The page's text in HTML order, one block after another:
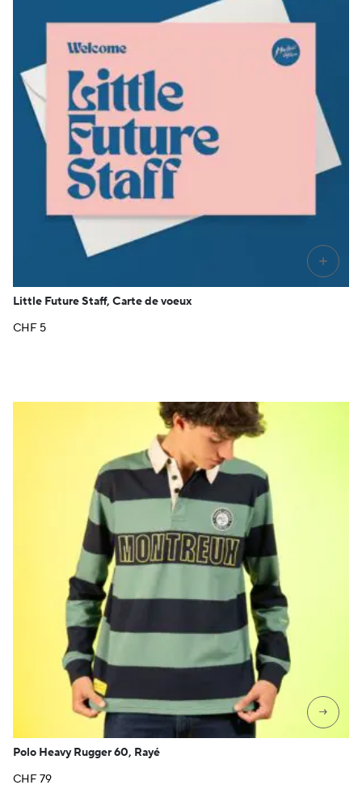
+
Little Future Staff, Carte de voeux
CHF 5
→
Polo Heavy Rugger 60, Rayé
CHF79